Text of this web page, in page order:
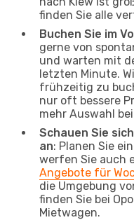
finden Sie alle
Buchen Sie im
gerne von
und warten mit
letzten Minute.
frühzeitig zu
nur oft bessere
mehr Auswahl
Schauen Sie
an: Planen Sie
werfen Sie auch
Angebote für
die Umgebung
finden Sie bei
Mietwagen.